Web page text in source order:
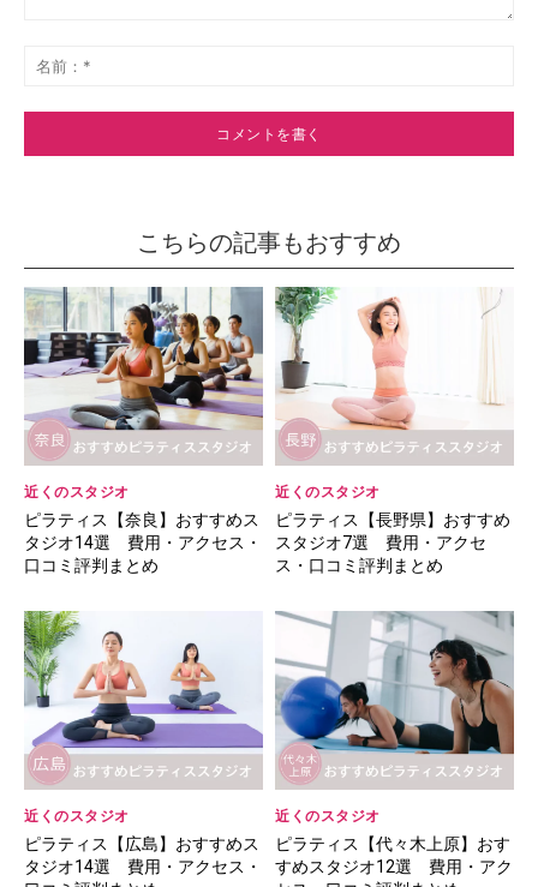
ト：
*
こちらの記事もおすすめ
近くのスタジオ
ピラティス【奈良】おすすめス
タジオ14選 費用・アクセス・
口コミ評判まとめ
近くのスタジオ
ピラティス【長野県】おすすめ
スタジオ7選 費用・アクセ
ス・口コミ評判まとめ
近くのスタジオ
ピラティス【広島】おすすめス
タジオ14選 費用・アクセス・
近くのスタジオ
ピラティス【代々木上原】おす
すめスタジオ12選 費用・アク